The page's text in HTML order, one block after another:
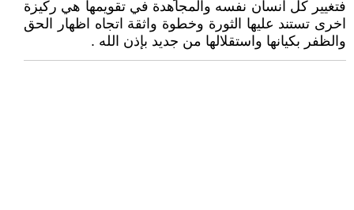
فتغيير كل انسان نفسه والمجاهدة في تقويمها هي ركيزة
اخرى تستند عليها الثورة وخطوة واثقة اتجاه اظهار الحق
والظفر بكيانها واستقلالها من جديد بإذن الله .